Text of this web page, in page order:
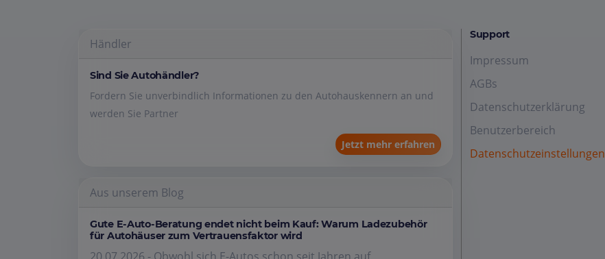
Händler
Sind Sie Autohändler?
Fordern Sie unverbindlich Informationen zu den Autohauskennern an und
werden Sie Partner
Jetzt mehr erfahren
Aus unserem Blog
Gute E-Auto-Beratung endet nicht beim Kauf: Warum Ladezubehör
für Autohäuser zum Vertrauensfaktor wird
Support
Impressum
AGBs
Datenschutzerklärung
Benutzerbereich
Datenschutzeinstellungen